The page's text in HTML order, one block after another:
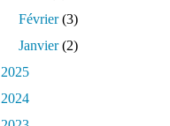
Février(3)
Janvier(2)
2025
2024